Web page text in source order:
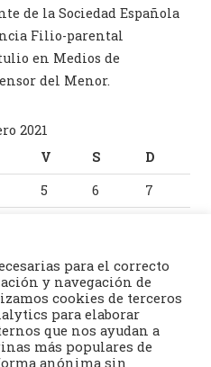
de la Sociedad Española
Filio-parental
en Medios de
del Menor.
2021
V S
D
5 6
7
19 20
26 27 28
para el correcto
y navegación de
cookies de terceros
para elaborar
que nos ayudan a
más populares de
anónima sin